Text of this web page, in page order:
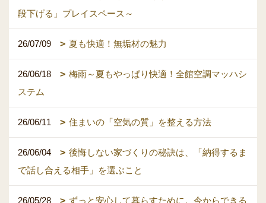
段下げる」プレイスペース～
26/07/09 夏も快適！無垢材の魅力
26/06/18
梅雨～夏もやっぱり快適！全館空調マッハシ
ステム
26/06/11 住まいの「空気の質」を整える方法
26/06/04
後悔しない家づくりの秘訣は、「納得するま
で話し合える相手」を選ぶこと
26/05/28
ずっと安心して暮らすために。今からできる